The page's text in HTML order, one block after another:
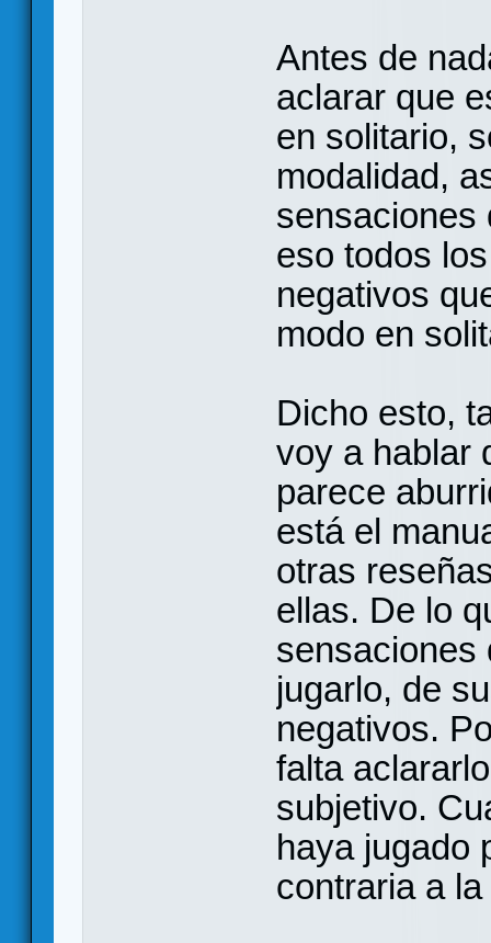
Antes de
aclarar que
en solitario,
modalidad,
sensaciones
eso todos
negativos
modo en
Dicho esto,
voy a hablar
parece
está el
otras
ellas. De lo
sensaciones
jugarlo, de
negativos.
falta
subjetivo.
haya jugado
contraria a